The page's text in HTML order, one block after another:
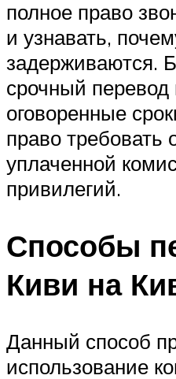
полное право
и узнавать,
задерживаются.
срочный
оговоренные
право требовать
уплаченной
привилегий.
Способы
Киви на
Данный способ
использование